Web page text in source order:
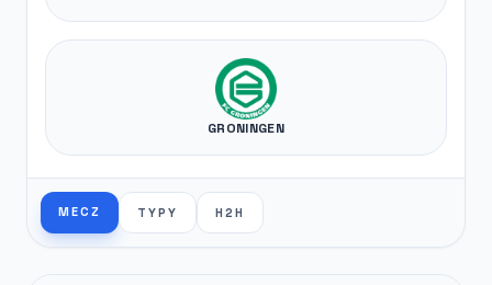
GRONINGEN
MECZ TYPY H2H